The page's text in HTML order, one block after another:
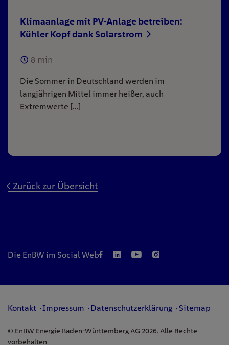
Klimaanlage mit PV-Anlage betreiben:
Kühler Kopf dank Solarstrom
8 min
Die Sommer in Deutschland werden im
langjährigen Mittel immer heißer, auch
Extremwerte […]
Zurück zur Übersicht
Die EnBW im Social Web
Kontakt Impressum Datenschutzerklärung Sitemap
© EnBW Energie Baden-Württemberg AG 2026. Alle Rechte
vorbehalten